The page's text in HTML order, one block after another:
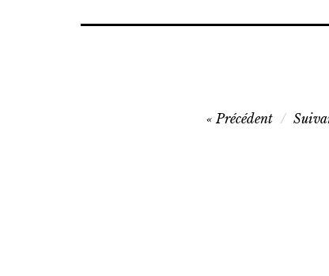
Précédent